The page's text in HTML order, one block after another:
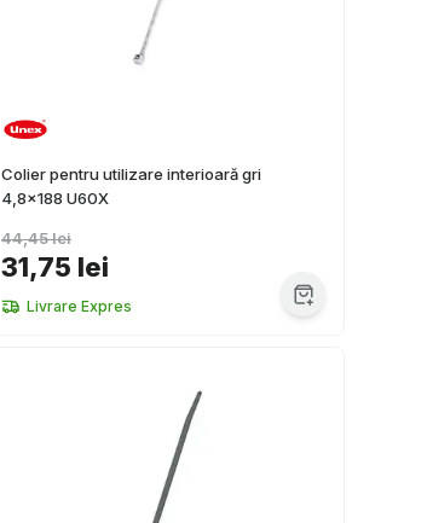
Colier pentru utilizare interioară gri
4,8x188 U60X
31,75 lei
44,45 lei
Livrare Expres